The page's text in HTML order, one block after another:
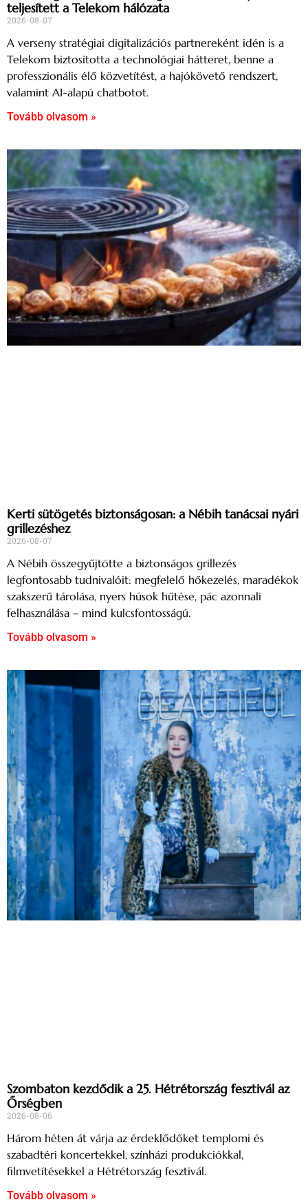
teljesített a Telekom hálózata
2026-08-07
A verseny stratégiai digitalizációs partnereként idén is a
Telekom biztosította a technológiai hátteret, benne a
professzionális élő közvetítést, a hajókövető rendszert,
valamint AI-alapú chatbotot.
Tovább olvasom »
Kerti sütögetés biztonságosan: a Nébih tanácsai nyári
grillezéshez
2026-08-07
A Nébih összegyűjtötte a biztonságos grillezés
legfontosabb tudnivalóit: megfelelő hőkezelés, maradékok
szakszerű tárolása, nyers húsok hűtése, pác azonnali
felhasználása – mind kulcsfontosságú.
Tovább olvasom »
Szombaton kezdődik a 25. Hétrétország fesztivál az
Őrségben
2026-08-06
Három héten át várja az érdeklődőket templomi és
szabadtéri koncertekkel, színházi produkciókkal,
filmvetítésekkel a Hétrétország fesztivál.
Tovább olvasom »